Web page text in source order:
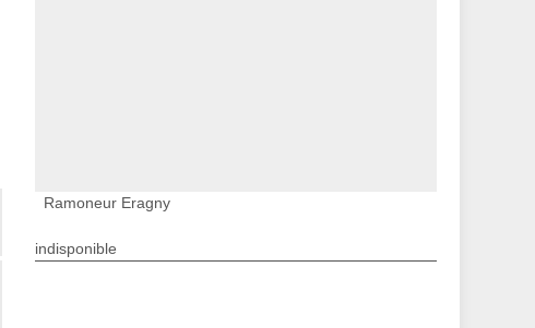
Ramoneur Eragny
indisponible